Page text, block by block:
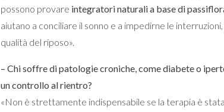
possono provare integratori naturali a base di
aiutano a conciliare il sonno e a impedirne le
qualità del riposo».
– Chi soffre di patologie croniche, come diabete o
un controllo al rientro?
«Non è strettamente indispensabile se la terapia è